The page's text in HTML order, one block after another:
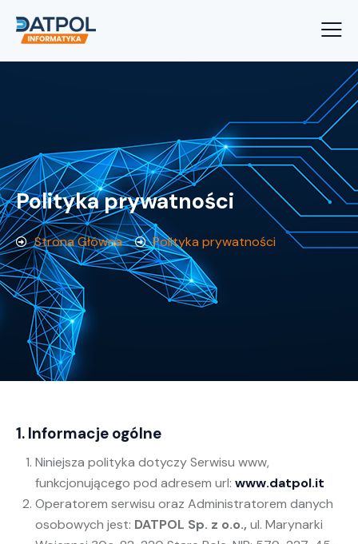
Polityka prywatności
Strona Główna Polityka prywatności
1. Informacje ogólne
Niniejsza polityka dotyczy Serwisu www,
funkcjonującego pod adresem url: www.datpol.it
Operatorem serwisu oraz Administratorem danych
osobowych jest: DATPOL Sp. z o.o., ul. Marynarki